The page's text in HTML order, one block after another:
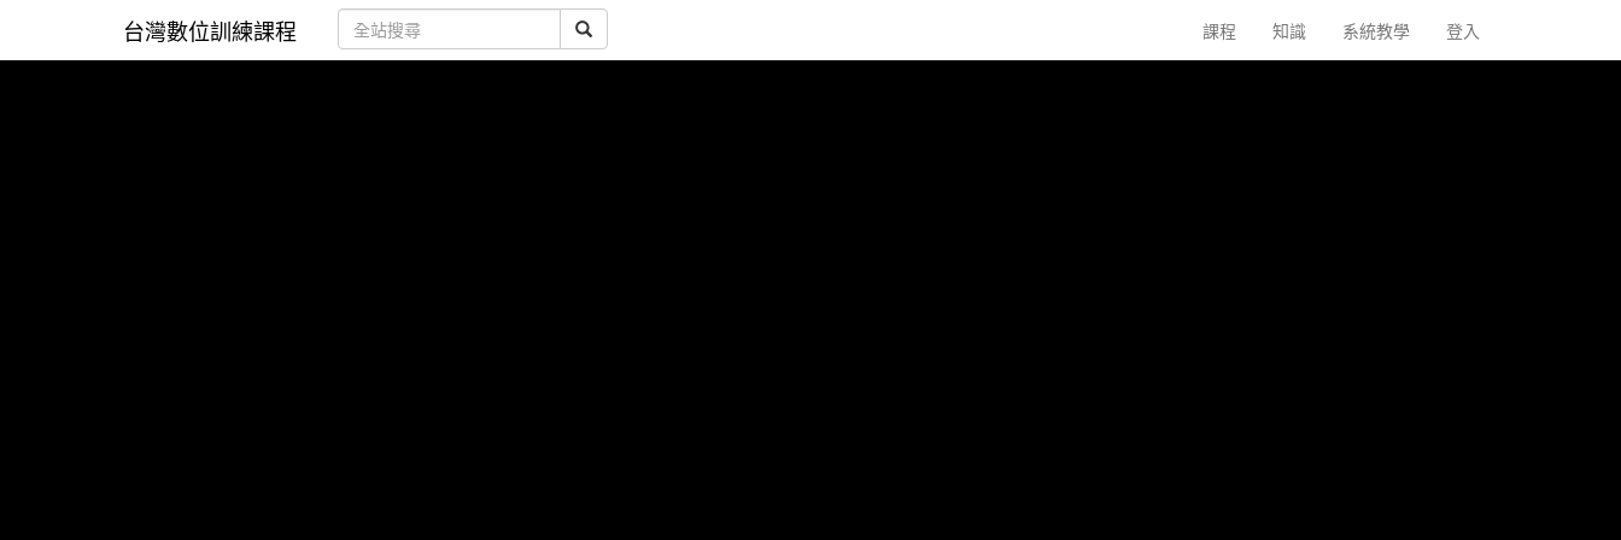
台灣數位訓練課程 課程 知識 系統教學 登入